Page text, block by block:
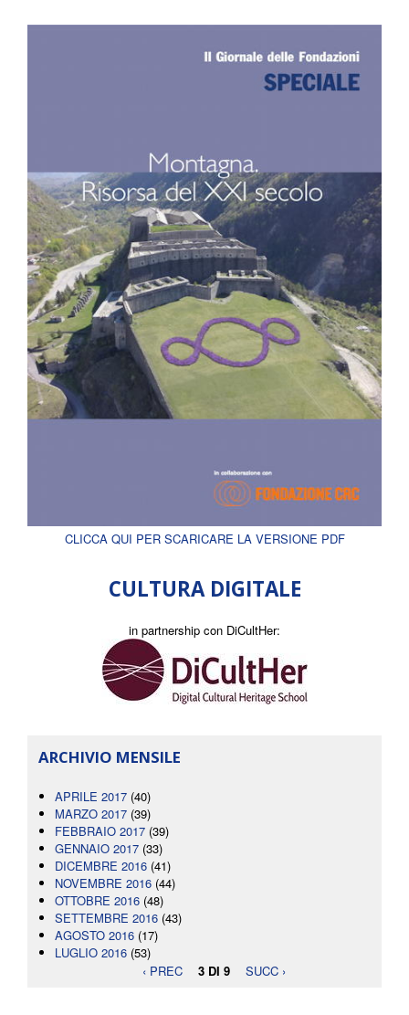
CLICCA QUI PER SCARICARE LA VERSIONE PDF
CULTURA DIGITALE
in partnership con DiCultHer:
ARCHIVIO MENSILE
APRILE 2017 (40)
MARZO 2017 (39)
FEBBRAIO 2017 (39)
GENNAIO 2017 (33)
DICEMBRE 2016 (41)
NOVEMBRE 2016 (44)
OTTOBRE 2016 (48)
SETTEMBRE 2016 (43)
AGOSTO 2016 (17)
LUGLIO 2016 (53)
‹ PREC
3 DI 9 SUCC ›